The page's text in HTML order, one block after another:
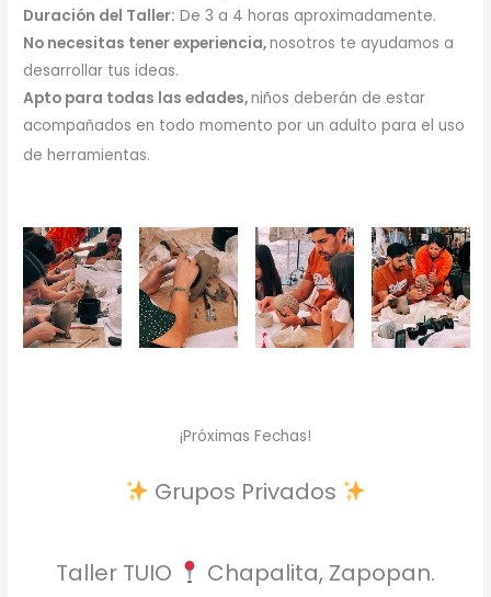
Duración del Taller: De 3 a 4 horas aproximadamente.
No necesitas tener experiencia,nosotros te ayudamos a
desarrollar tus ideas.
Apto para todas las edades,niños deberán de estar
acompañados en todo momento por un adulto para el uso
de herramientas.
¡Próximas Fechas!
Grupos Privados
Taller TUIO
Chapalita, Zapopan.